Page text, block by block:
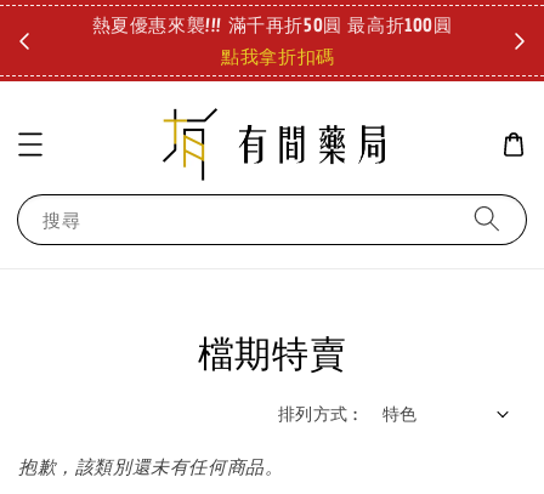
熱夏優惠來襲!!! 滿千再折50圓 最高折100圓
點我拿折扣碼
搜尋
檔期特賣
排列方式 :
抱歉，該類別還未有任何商品。